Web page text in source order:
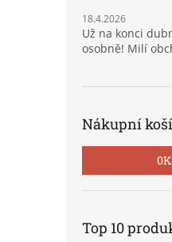
18.4.2026
Už na konci
osobně! Milí
Nákupní
0
Top 10